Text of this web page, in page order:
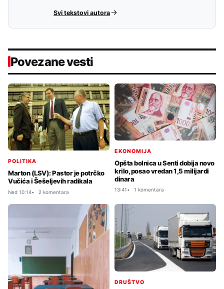
Svi tekstovi autora
Povezane vesti
POLITIKA
Marton (LSV): Pastor je potrčko
Vučića i Šešeljevih radikala
Ned 10:14 2 komentara
EKONOMIJA
Opšta bolnica u Senti dobija novo
krilo, posao vredan 1,5 milijardi
dinara
13:41 1 komentara
DRUŠTVO